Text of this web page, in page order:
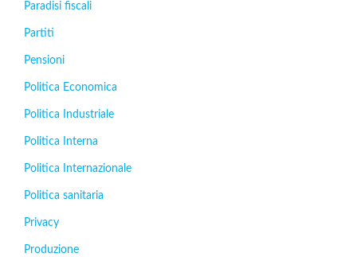
Paradisi fiscali
Partiti
Pensioni
Politica Economica
Politica Industriale
Politica Interna
Politica Internazionale
Politica sanitaria
Privacy
Produzione